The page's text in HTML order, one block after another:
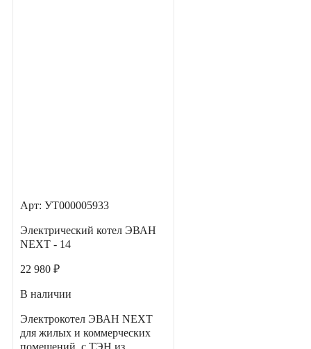
Арт: УТ000005933
Электрический котел ЭВАН
NEXT - 14
22 980 ₽
В наличии
Электрокотел ЭВАН NEXT
для жилых и коммерческих
помещений, с ТЭН из